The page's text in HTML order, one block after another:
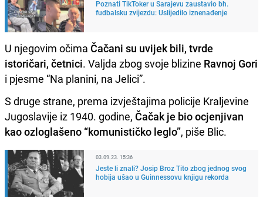
Poznati TikToker u Sarajevu zaustavio bh.
fudbalsku zvijezdu: Uslijedilo iznenađenje
U njegovim očima Čačani su uvijek bili, tvrde
istoričari, četnici. Valjda zbog svoje blizine Ravnoj Gori
i pjesme “Na planini, na Jelici”.
S druge strane, prema izvještajima policije Kraljevine
Jugoslavije iz 1940. godine, Čačak je bio ocjenjivan
kao ozloglašeno “komunističko leglo”, piše Blic.
03.09.23. 15:36
Jeste li znali? Josip Broz Tito zbog jednog svog
hobija ušao u Guinnessovu knjigu rekorda